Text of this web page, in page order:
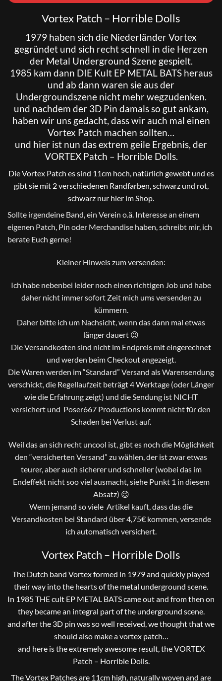
Vortex Patch – Horrible Dolls
1979 haben sich die NiederländerVortex
gegründet und sich recht schnell in die Herzen
der Metal Underground Szene gespielt.
1985 kam dann DIE Kult EP METAL BATS heraus
und ab dann waren sie aus der
Undergroundszene nicht mehr wegzudenken.
und nachdem der 3D Pin damals so gut ankam,
haben wir uns gedacht, dass wir auch mal einen
Vortex Patch machen sollten…
und hier ist nun das extrem geile Ergebnis, der
VORTEX Patch – Horrible Dolls.
Die Vortex Patch es sind 11cm hoch, natürlich gewebt und es
gibt sie mit 2 verschiedenen Randfarben, schwarz und rot,
schwarz nur hier im Shop.
Sollte irgendeine Band, ein Verein o.ä. Interesse an einem
eigenen Patch, Pin oder Merchandise haben, schreibt mir, ich
berate Euch gerne!
Kleiner Hinweis zum versenden:
Ich habe nebenbei leider noch einen richtigen Job und habe
daher nicht immer sofort Zeit mich ums versenden zu
kümmern.
Daher bitte ich um Nachsicht, wenn das dann mal etwas
länger dauert 😉
Die Versandkosten sind nicht im Endpreis mit eingerechnet
und werden beim Checkout angezeigt.
Die Waren werden im “Standard” Versand als Warensendung
verschickt, die Regellaufzeit beträgt 4 Werktage (oder Länger
wie die Erfahrung zeigt) und die Sendung ist NICHT
versichert und Poser667 Productions kommt nicht für den
Schaden bei Verlust auf.
Weil das an sich recht uncool ist, gibt es noch die Möglichkeit
den “versicherten Versand” zu wählen, der ist zwar etwas
teurer, aber auch sicherer und schneller (wobei das im
Endeffekt nicht soo viel ausmacht, siehe Punkt 1 in diesem
Absatz) 😉
Wenn jemand so viele Artikel kauft, dass das die
Versandkosten bei Standard über 4,75€ kommen, versende
ich automatisch versichert.
Vortex Patch – Horrible Dolls
The Dutch band Vortex formed in 1979 and quickly played
their way into the hearts of the metal underground scene.
In 1985 THE cult EP METAL BATS came out and from then on
they became an integral part of the underground scene.
and after the 3D pin was so well received, we thought that we
should also make a vortex patch…
and here is the extremely awesome result, the VORTEX
Patch – Horrible Dolls.
The Vortex Patches are 11cm high, naturally woven and are